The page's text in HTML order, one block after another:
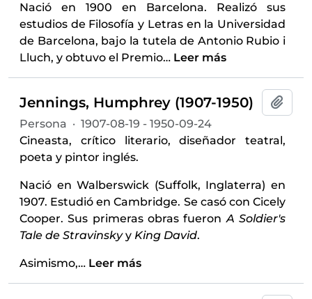
Nació en 1900 en Barcelona. Realizó sus
estudios de Filosofía y Letras en la Universidad
de Barcelona, bajo la tutela de Antonio Rubio i
Lluch, y obtuvo el Premio… Leer más
Jennings, Humphrey (1907-1950)
Persona · 1907-08-19 - 1950-09-24
Cineasta, crítico literario, diseñador teatral,
poeta y pintor inglés.
Nació en Walberswick (Suffolk, Inglaterra) en
1907. Estudió en Cambridge. Se casó con Cicely
Cooper. Sus primeras obras fueronA Soldier's
Tale de Stravinskyy King David.
Asimismo,… Leer más